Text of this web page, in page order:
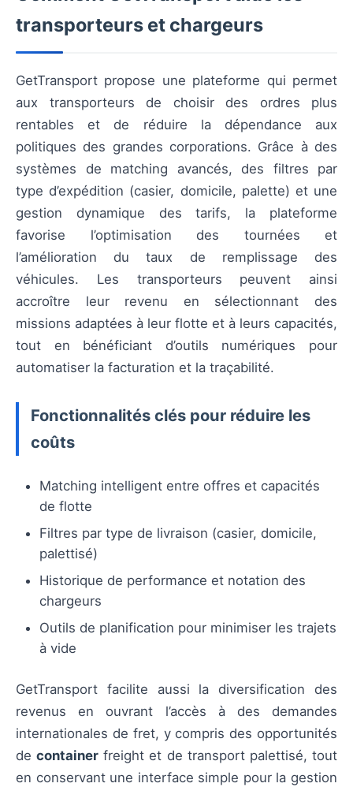
transporteurs et chargeurs
GetTransport propose une plateforme qui permet
aux transporteurs de choisir des ordres plus
rentables et de réduire la dépendance aux
politiques des grandes corporations. Grâce à des
systèmes de matching avancés, des filtres par
type d’expédition (casier, domicile, palette) et une
gestion dynamique des tarifs, la plateforme
favorise l’optimisation des tournées et
l’amélioration du taux de remplissage des
véhicules. Les transporteurs peuvent ainsi
accroître leur revenu en sélectionnant des
missions adaptées à leur flotte et à leurs capacités,
tout en bénéficiant d’outils numériques pour
automatiser la facturation et la traçabilité.
Fonctionnalités clés pour réduire les
coûts
Matching intelligent entre offres et capacités
de flotte
Filtres par type de livraison (casier, domicile,
palettisé)
Historique de performance et notation des
chargeurs
Outils de planification pour minimiser les trajets
à vide
GetTransport facilite aussi la diversification des
revenus en ouvrant l’accès à des demandes
internationales de fret, y compris des opportunités
decontainer freight et de transport palettisé, tout
en conservant une interface simple pour la gestion